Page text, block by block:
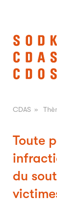
CDAS »
Toute
du